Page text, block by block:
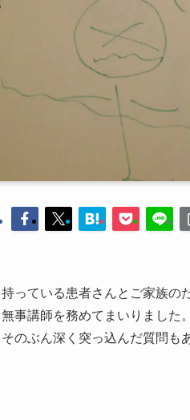
っている患者さんとご家族の
事講師を務めてまいりました
のぶん深く突っ込んだ質問も